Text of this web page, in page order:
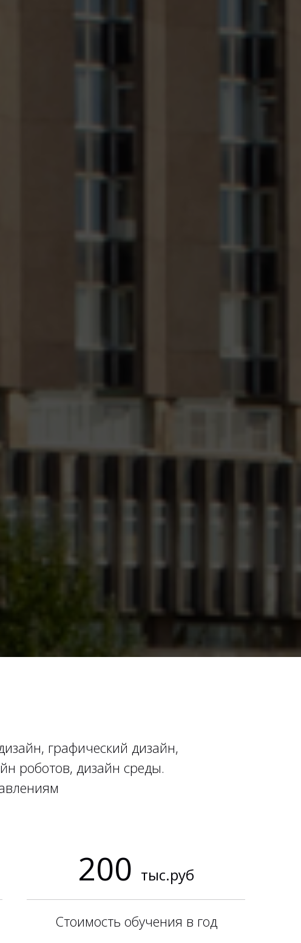
графический дизайн,
роботов, дизайн среды.
200 тыс.руб
Стоимость обучения в год